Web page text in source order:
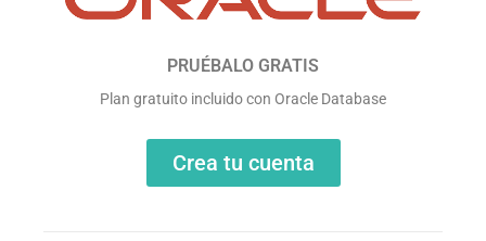
PRUÉBALO GRATIS
Plan gratuito incluido con Oracle Database
Crea tu cuenta